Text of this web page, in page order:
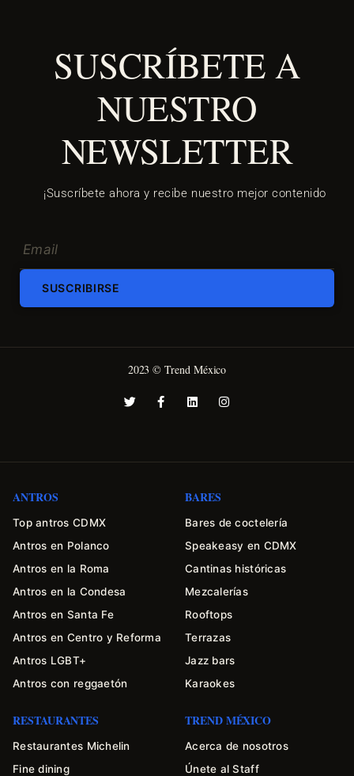
SUSCRÍBETE A
NUESTRO
NEWSLETTER
¡Suscríbete ahora y recibe nuestro mejor contenido
SUSCRIBIRSE
2023 © Trend México
ANTROS
Top antros CDMX
Antros en Polanco
Antros en la Roma
Antros en la Condesa
Antros en Santa Fe
Antros en Centro y Reforma
Antros LGBT+
Antros con reggaetón
BARES
Bares de coctelería
Speakeasy en CDMX
Cantinas históricas
Mezcalerías
Rooftops
Terrazas
Jazz bars
Karaokes
RESTAURANTES
Restaurantes Michelin
Fine dining
TREND MÉXICO
Acerca de nosotros
Únete al Staff